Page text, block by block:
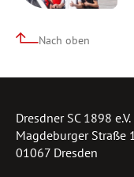
Nach oben
Dresdner SC 1898 e.V.
Magdeburger Straße
01067 Dresden